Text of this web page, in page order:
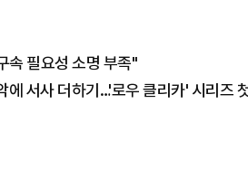
속 필요성 소명 부족"
에 서사 더하기…'로우 클리카' 시리즈